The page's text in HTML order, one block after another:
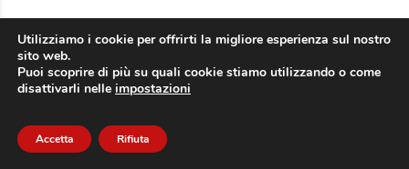
Utilizziamo i cookie per offrirti la migliore esperienza sul nostro
sito web.
Puoi scoprire di più su quali cookie stiamo utilizzando o come
disattivarli nelle impostazioni
Accetta Rifiuta